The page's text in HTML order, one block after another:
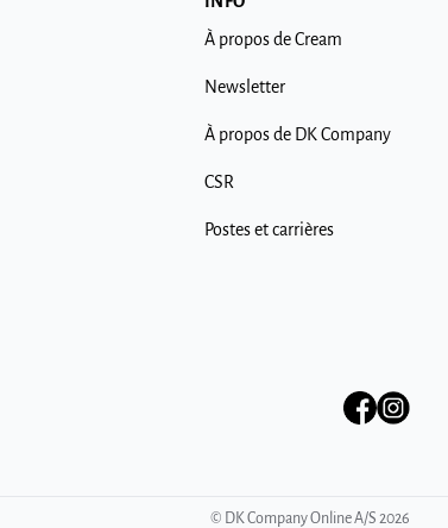
À propos de Cream
Newsletter
À propos de DK Company
CSR
Postes et carrières
© DK Company Online A/S 2026